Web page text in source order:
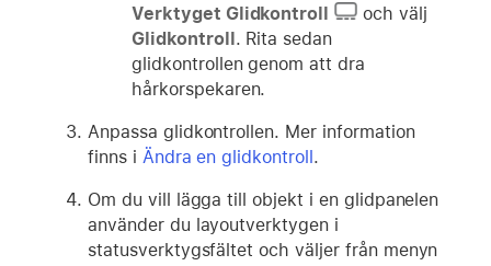
Verktyget Glidkontroll
och välj
Glidkontroll. Rita sedan
glidkontrollen genom att dra
hårkorspekaren.
Anpassa glidkontrollen. Mer information
finns i Ändra en glidkontroll.
Om du vill lägga till objekt i en glidpanelen
använder du layoutverktygen i
statusverktygsfältet och väljer från menyn